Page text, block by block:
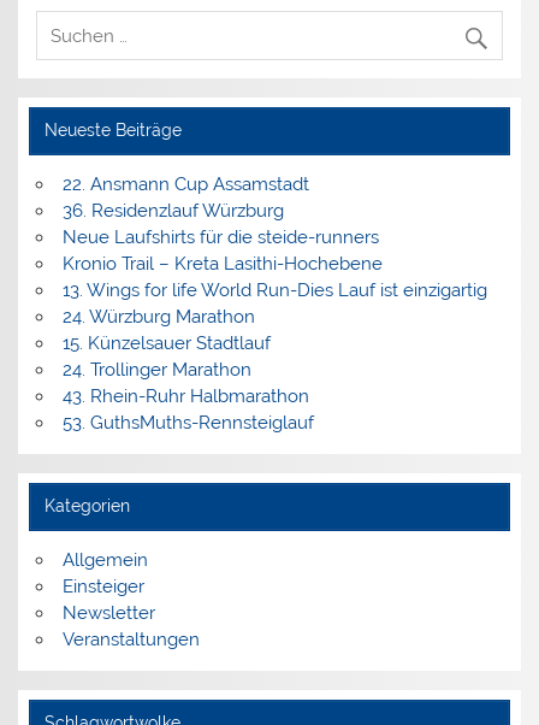
Neueste Beiträge
22. Ansmann Cup Assamstadt
36. Residenzlauf Würzburg
Neue Laufshirts für die steide-runners
Kronio Trail – Kreta Lasithi-Hochebene
13. Wings for life World Run-Dies Lauf ist einzigartig
24. Würzburg Marathon
15. Künzelsauer Stadtlauf
24. Trollinger Marathon
43. Rhein-Ruhr Halbmarathon
53. GuthsMuths-Rennsteiglauf
Kategorien
Allgemein
Einsteiger
Newsletter
Veranstaltungen